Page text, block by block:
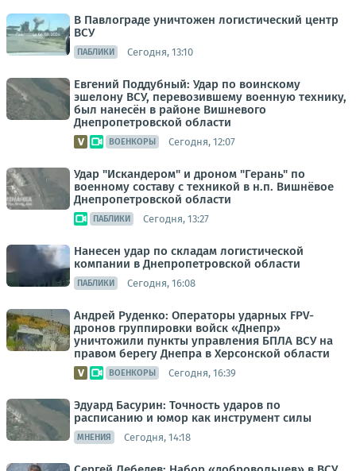
В Павлограде уничтожен логистический центр
ВСУ
ПАБЛИКИ Сегодня, 13:10
Евгений Поддубный: Удар по воинскому
эшелону ВСУ, перевозившему военную технику,
был нанесён в районе Вишневого
Днепропетровской области
ВОЕНКОРЫ Сегодня, 12:07
Удар "Искандером" и дроном "Герань" по
военному составу с техникой в н.п. Вишнёвое
Днепропетровской области
ПАБЛИКИ Сегодня, 13:27
Нанесен удар по складам логистической
компании в Днепропетровской области
ПАБЛИКИ Сегодня, 16:08
Андрей Руденко: Операторы ударных FPV-
дронов группировки войск «Днепр»
уничтожили пункты управления БПЛА ВСУ на
правом берегу Днепра в Херсонской области
ВОЕНКОРЫ Сегодня, 16:39
Эдуард Басурин: Точность ударов по
расписанию и юмор как инструмент силы
МНЕНИЯ Сегодня, 14:18